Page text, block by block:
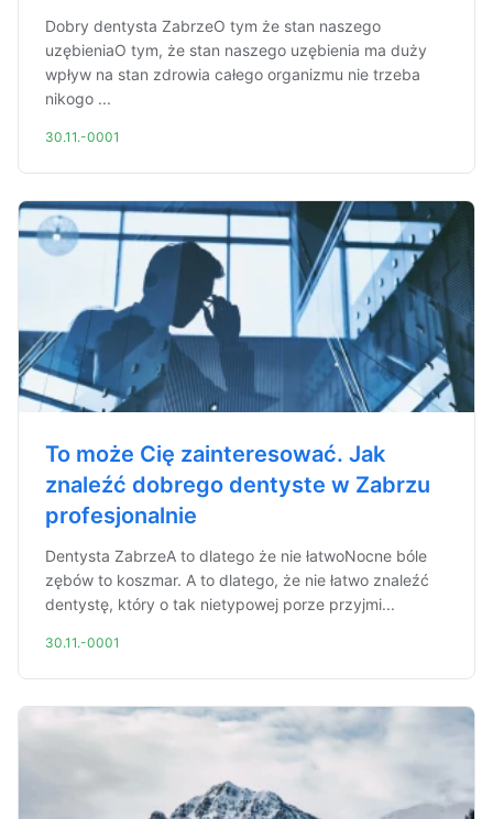
Dobry dentysta ZabrzeO tym że stan naszego
uzębieniaO tym, że stan naszego uzębienia ma duży
wpływ na stan zdrowia całego organizmu nie trzeba
nikogo ...
30.11.-0001
To może Cię zainteresować. Jak
znaleźć dobrego dentyste w Zabrzu
profesjonalnie
Dentysta ZabrzeA to dlatego że nie łatwoNocne bóle
zębów to koszmar. A to dlatego, że nie łatwo znaleźć
dentystę, który o tak nietypowej porze przyjmi...
30.11.-0001